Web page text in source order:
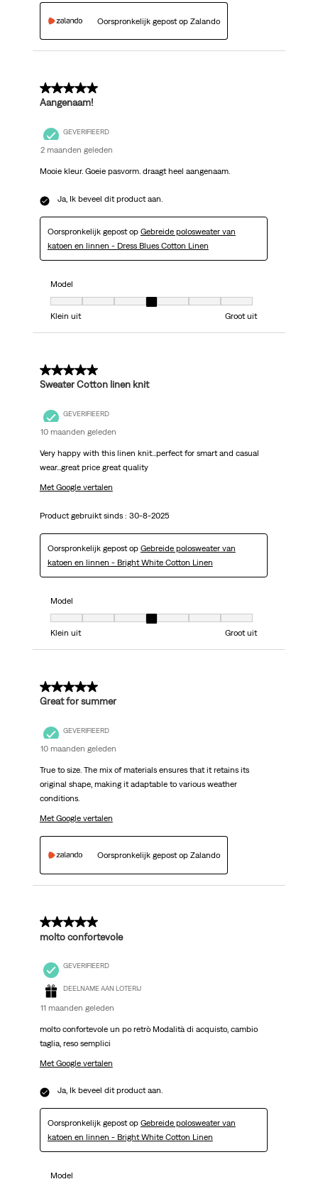
Oorspronkelijk gepost op Zalando
5 van 5 sterren.
Aangenaam!
GEVERIFIEERD
2 maanden geleden
Mooie kleur. Goeie pasvorm. draagt heel aangenaam.
Ja, Ik beveel dit product aan.
Oorspronkelijk gepost op Gebreide polosweater van
katoen en linnen - Dress Blues Cotton Linen
Model
Model, 4 van 7, waarbij 1 gelijk is aan Klein uit en 7 gelijk is aan Groot uit
Klein uit
Groot uit
5 van 5 sterren.
Sweater Cotton linen knit
GEVERIFIEERD
10 maanden geleden
Very happy with this linen knit...perfect for smart and casual
wear...great price great quality
Met Google vertalen
Product gebruikt sinds : 30-8-2025
Oorspronkelijk gepost op Gebreide polosweater van
katoen en linnen - Bright White Cotton Linen
Model
Model, 4 van 7, waarbij 1 gelijk is aan Klein uit en 7 gelijk is aan Groot uit
Klein uit
Groot uit
5 van 5 sterren.
Great for summer
GEVERIFIEERD
10 maanden geleden
True to size. The mix of materials ensures that it retains its
original shape, making it adaptable to various weather
conditions.
Met Google vertalen
Oorspronkelijk gepost op Zalando
5 van 5 sterren.
molto confortevole
GEVERIFIEERD
DEELNAME AAN LOTERIJ
11 maanden geleden
molto confortevole un po retrò Modalità di acquisto, cambio
taglia, reso semplici
Met Google vertalen
Ja, Ik beveel dit product aan.
Oorspronkelijk gepost op Gebreide polosweater van
katoen en linnen - Bright White Cotton Linen
Model